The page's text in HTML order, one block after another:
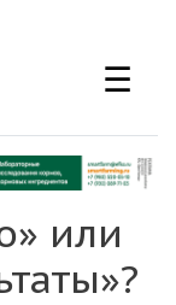
☰
или